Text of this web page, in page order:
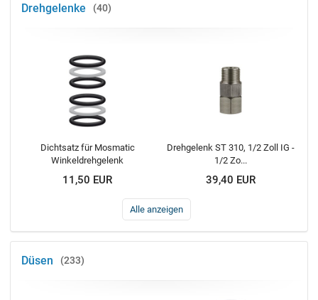
Drehgelenke 40
Dichtsatz für Mosmatic
Winkeldrehgelenk
11,50 EUR
Drehgelenk ST 310, 1/2 Zoll IG -
1/2 Zo...
39,40 EUR
Alle anzeigen
Düsen 233